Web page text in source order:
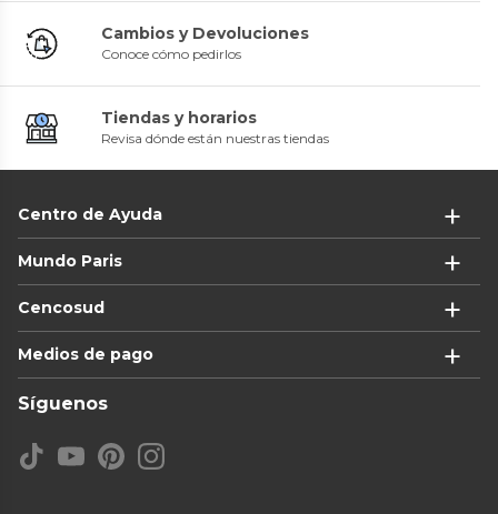
Cambios y Devoluciones
Conoce cómo pedirlos
Tiendas y horarios
Revisa dónde están nuestras tiendas
Centro de Ayuda
Mundo Paris
Cencosud
Medios de pago
Síguenos